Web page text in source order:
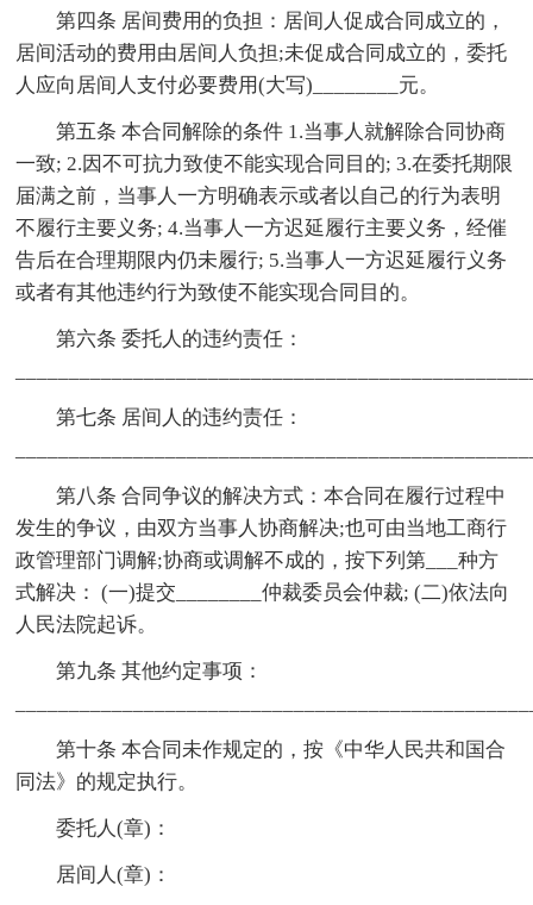
第四条 居间费用的负担：居间人促成合同成立的，
居间活动的费用由居间人负担;未促成合同成立的，委托
人应向居间人支付必要费用(大写)________元。
第五条 本合同解除的条件 1.当事人就解除合同协商
一致; 2.因不可抗力致使不能实现合同目的; 3.在委托期限
届满之前，当事人一方明确表示或者以自己的行为表明
不履行主要义务; 4.当事人一方迟延履行主要义务，经催
告后在合理期限内仍未履行; 5.当事人一方迟延履行义务
或者有其他违约行为致使不能实现合同目的。
第六条 委托人的违约责任：
第七条 居间人的违约责任：
第八条 合同争议的解决方式：本合同在履行过程中
发生的争议，由双方当事人协商解决;也可由当地工商行
政管理部门调解;协商或调解不成的，按下列第___种方
式解决： (一)提交________仲裁委员会仲裁; (二)依法向
人民法院起诉。
第九条 其他约定事项：
第十条 本合同未作规定的，按《中华人民共和国合
同法》的规定执行。
委托人(章)：
居间人(章)：